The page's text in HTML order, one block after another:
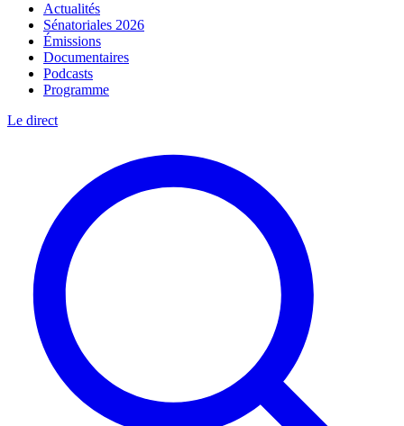
Actualités
Sénatoriales 2026
Émissions
Documentaires
Podcasts
Programme
Le direct